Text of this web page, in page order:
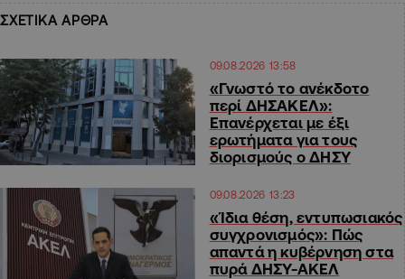
ΣΧΕΤΙΚΑ ΑΡΘΡΑ
09.08.2026 13:58
«Γνωστό το ανέκδοτο
περί ΔΗΣΑΚΕΛ»:
Επανέρχεται με έξι
ερωτήματα για τους
διορισμούς ο ΔΗΣΥ
09.08.2026 13:23
«Ίδια θέση, εντυπωσιακός
συγχρονισμός»: Πώς
απαντά η κυβέρνηση στα
πυρά ΔΗΣΥ-ΑΚΕΛ